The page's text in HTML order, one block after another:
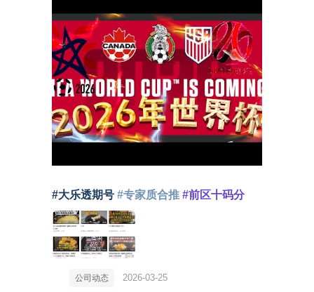
#大乐透期号 #专家质合推 #前区十码分
公司动态 2026-03-25